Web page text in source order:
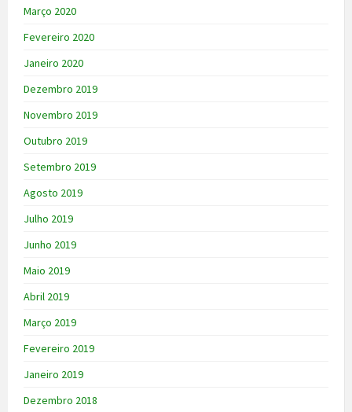
Março 2020
Fevereiro 2020
Janeiro 2020
Dezembro 2019
Novembro 2019
Outubro 2019
Setembro 2019
Agosto 2019
Julho 2019
Junho 2019
Maio 2019
Abril 2019
Março 2019
Fevereiro 2019
Janeiro 2019
Dezembro 2018